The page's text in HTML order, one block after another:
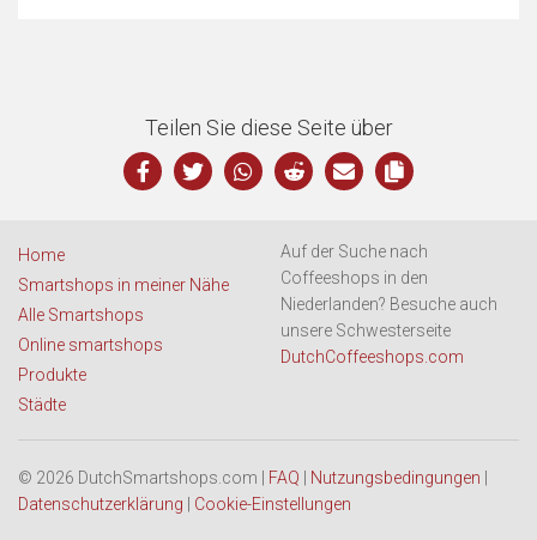
Teilen Sie diese Seite über
Home
Smartshops in meiner Nähe
Alle Smartshops
Online smartshops
Produkte
Städte
Auf der Suche nach
Coffeeshops in den
Niederlanden? Besuche auch
unsere Schwesterseite
DutchCoffeeshops.com
© 2026 DutchSmartshops.com | FAQ Nutzungsbedingungen
Datenschutzerklärung
Cookie-Einstellungen